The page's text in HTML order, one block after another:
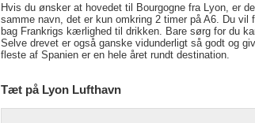
Hvis du ønsker at hovedet til Bourgogne fra Lyon, er
samme navn, det er kun omkring 2 timer på A6. Du
bag Frankrigs kærlighed til drikken. Bare sørg for du
Selve drevet er også ganske vidunderligt så godt og
fleste af Spanien er en hele året rundt destination.
Tæt på Lyon Lufthavn